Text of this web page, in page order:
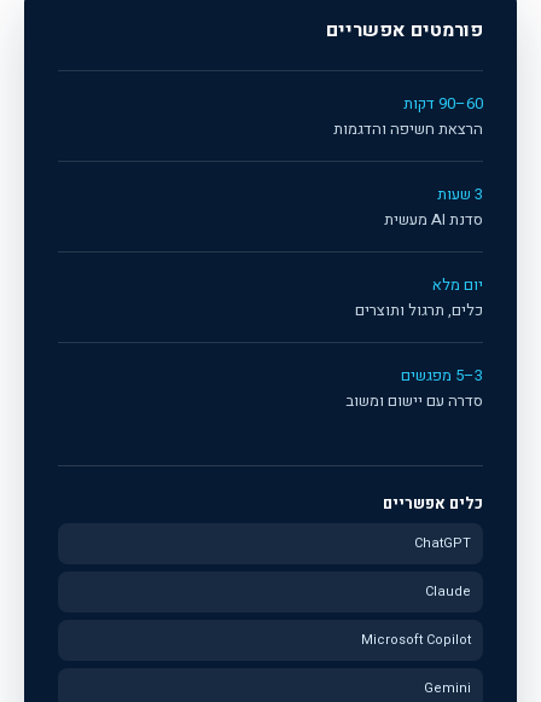
פורמטים אפשריים
60–90 דקות
הרצאת חשיפה והדגמות
3 שעות
סדנת AI מעשית
יום מלא
כלים, תרגול ותוצרים
3–5 מפגשים
סדרה עם יישום ומשוב
כלים אפשריים
ChatGPT
Claude
Microsoft Copilot
Gemini